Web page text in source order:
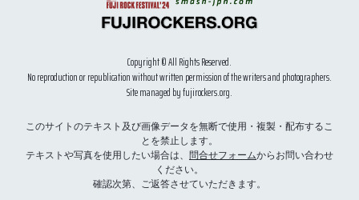
Copyright © All Rights Reserved.
No reproduction or republication without written permission of the writers and photographers.
Site managed by fujirockers.org.
このサイトのテキスト及び画像データを無断で使用・複製・配布するこ
とを禁止します。
テキストや写真を使用したい場合は、 問合せフォームからお問い合わせ
ください。
確認次第、ご返答させていただきます。